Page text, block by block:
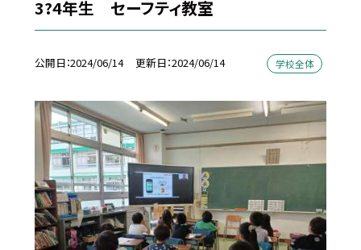
3?4年生 セーフティ教室
公開日 2024/06/14 更新日 2024/06/14 学校全体